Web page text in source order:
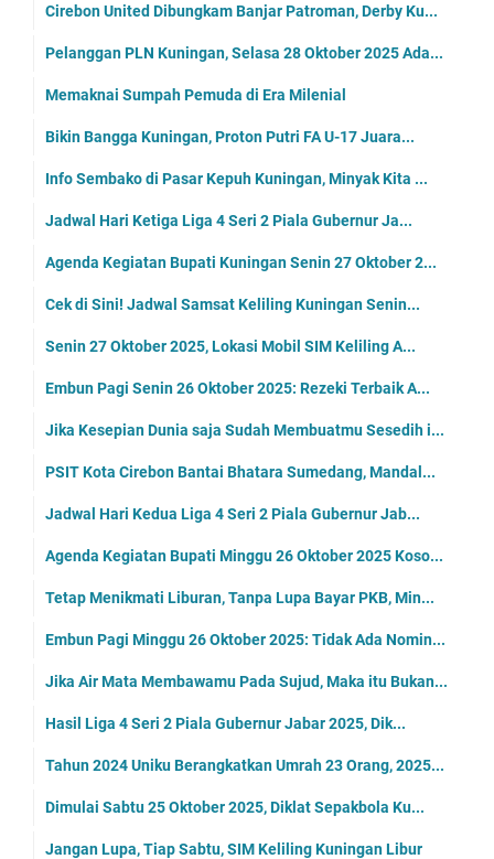
Cirebon United Dibungkam Banjar Patroman, Derby Ku...
Pelanggan PLN Kuningan, Selasa 28 Oktober 2025 Ada...
Memaknai Sumpah Pemuda di Era Milenial
Bikin Bangga Kuningan, Proton Putri FA U-17 Juara...
Info Sembako di Pasar Kepuh Kuningan, Minyak Kita ...
Jadwal Hari Ketiga Liga 4 Seri 2 Piala Gubernur Ja...
Agenda Kegiatan Bupati Kuningan Senin 27 Oktober 2...
Cek di Sini! Jadwal Samsat Keliling Kuningan Senin...
Senin 27 Oktober 2025, Lokasi Mobil SIM Keliling A...
Embun Pagi Senin 26 Oktober 2025: Rezeki Terbaik A...
Jika Kesepian Dunia saja Sudah Membuatmu Sesedih i...
PSIT Kota Cirebon Bantai Bhatara Sumedang, Mandal...
Jadwal Hari Kedua Liga 4 Seri 2 Piala Gubernur Jab...
Agenda Kegiatan Bupati Minggu 26 Oktober 2025 Koso...
Tetap Menikmati Liburan, Tanpa Lupa Bayar PKB, Min...
Embun Pagi Minggu 26 Oktober 2025: Tidak Ada Nomin...
Jika Air Mata Membawamu Pada Sujud, Maka itu Bukan...
Hasil Liga 4 Seri 2 Piala Gubernur Jabar 2025, Dik...
Tahun 2024 Uniku Berangkatkan Umrah 23 Orang, 2025...
Dimulai Sabtu 25 Oktober 2025, Diklat Sepakbola Ku...
Jangan Lupa, Tiap Sabtu, SIM Keliling Kuningan Libur